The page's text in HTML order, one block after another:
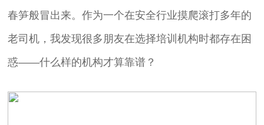
春笋般冒出来。作为一个在安全行业摸爬滚打多年的
老司机，我发现很多朋友在选择培训机构时都存在困
惑——什么样的机构才算靠谱？